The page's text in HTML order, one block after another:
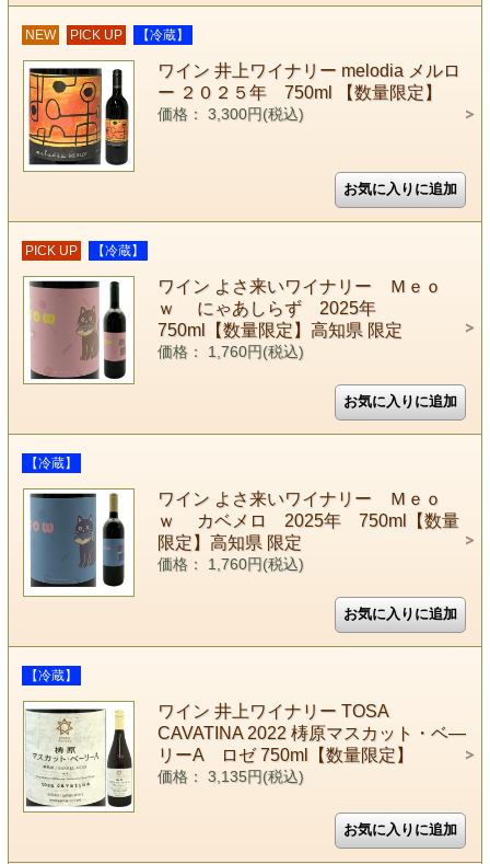
NEW PICK UP 【冷蔵】
ワイン 井上ワイナリー melodia メルロ
ー ２０２５年 750ml 【数量限定】
価格： 3,300円(税込)
PICK UP 【冷蔵】
ワイン よさ来いワイナリー Ｍｅｏ
ｗ にゃあしらず 2025年
750ml【数量限定】高知県 限定
価格： 1,760円(税込)
【冷蔵】
ワイン よさ来いワイナリー Ｍｅｏ
ｗ カベメロ 2025年 750ml【数量
限定】高知県 限定
価格： 1,760円(税込)
【冷蔵】
ワイン 井上ワイナリー TOSA
CAVATINA 2022 梼原マスカット・ベ―
リーA ロゼ 750ml【数量限定】
価格： 3,135円(税込)